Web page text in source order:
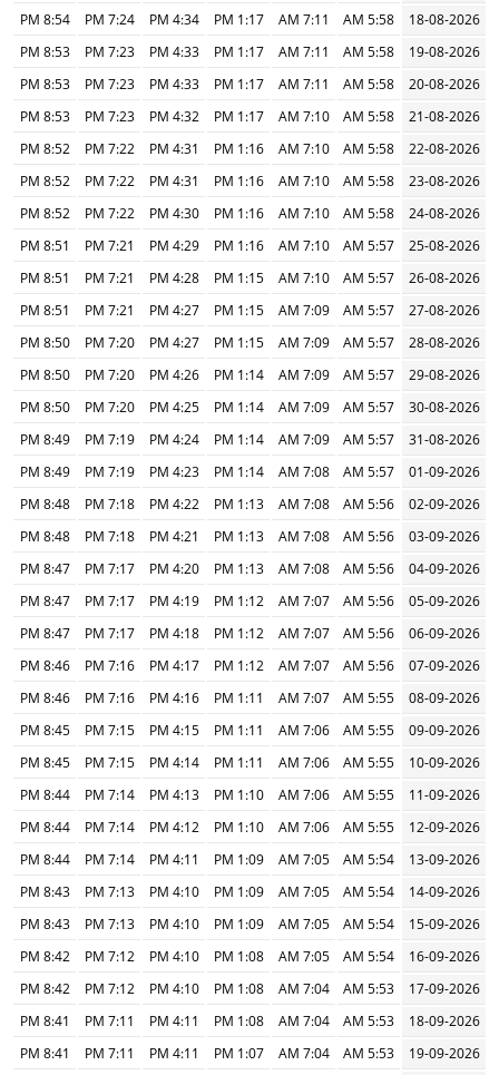
18-08-2026
5:58 AM
7:11 AM
1:17 PM
4:34 PM
7:24 PM
8:54 PM
19-08-2026
5:58 AM
7:11 AM
1:17 PM
4:33 PM
7:23 PM
8:53 PM
20-08-2026
5:58 AM
7:11 AM
1:17 PM
4:33 PM
7:23 PM
8:53 PM
21-08-2026
5:58 AM
7:10 AM
1:17 PM
4:32 PM
7:23 PM
8:53 PM
22-08-2026
5:58 AM
7:10 AM
1:16 PM
4:31 PM
7:22 PM
8:52 PM
23-08-2026
5:58 AM
7:10 AM
1:16 PM
4:31 PM
7:22 PM
8:52 PM
24-08-2026
5:58 AM
7:10 AM
1:16 PM
4:30 PM
7:22 PM
8:52 PM
25-08-2026
5:57 AM
7:10 AM
1:16 PM
4:29 PM
7:21 PM
8:51 PM
26-08-2026
5:57 AM
7:10 AM
1:15 PM
4:28 PM
7:21 PM
8:51 PM
27-08-2026
5:57 AM
7:09 AM
1:15 PM
4:27 PM
7:21 PM
8:51 PM
28-08-2026
5:57 AM
7:09 AM
1:15 PM
4:27 PM
7:20 PM
8:50 PM
29-08-2026
5:57 AM
7:09 AM
1:14 PM
4:26 PM
7:20 PM
8:50 PM
30-08-2026
5:57 AM
7:09 AM
1:14 PM
4:25 PM
7:20 PM
8:50 PM
31-08-2026
5:57 AM
7:09 AM
1:14 PM
4:24 PM
7:19 PM
8:49 PM
01-09-2026
5:57 AM
7:08 AM
1:14 PM
4:23 PM
7:19 PM
8:49 PM
02-09-2026
5:56 AM
7:08 AM
1:13 PM
4:22 PM
7:18 PM
8:48 PM
03-09-2026
5:56 AM
7:08 AM
1:13 PM
4:21 PM
7:18 PM
8:48 PM
04-09-2026
5:56 AM
7:08 AM
1:13 PM
4:20 PM
7:17 PM
8:47 PM
05-09-2026
5:56 AM
7:07 AM
1:12 PM
4:19 PM
7:17 PM
8:47 PM
06-09-2026
5:56 AM
7:07 AM
1:12 PM
4:18 PM
7:17 PM
8:47 PM
07-09-2026
5:56 AM
7:07 AM
1:12 PM
4:17 PM
7:16 PM
8:46 PM
08-09-2026
5:55 AM
7:07 AM
1:11 PM
4:16 PM
7:16 PM
8:46 PM
09-09-2026
5:55 AM
7:06 AM
1:11 PM
4:15 PM
7:15 PM
8:45 PM
10-09-2026
5:55 AM
7:06 AM
1:11 PM
4:14 PM
7:15 PM
8:45 PM
11-09-2026
5:55 AM
7:06 AM
1:10 PM
4:13 PM
7:14 PM
8:44 PM
12-09-2026
5:55 AM
7:06 AM
1:10 PM
4:12 PM
7:14 PM
8:44 PM
13-09-2026
5:54 AM
7:05 AM
1:09 PM
4:11 PM
7:14 PM
8:44 PM
14-09-2026
5:54 AM
7:05 AM
1:09 PM
4:10 PM
7:13 PM
8:43 PM
15-09-2026
5:54 AM
7:05 AM
1:09 PM
4:10 PM
7:13 PM
8:43 PM
16-09-2026
5:54 AM
7:05 AM
1:08 PM
4:10 PM
7:12 PM
8:42 PM
17-09-2026
5:53 AM
7:04 AM
1:08 PM
4:10 PM
7:12 PM
8:42 PM
18-09-2026
5:53 AM
7:04 AM
1:08 PM
4:11 PM
7:11 PM
8:41 PM
19-09-2026
5:53 AM
7:04 AM
1:07 PM
4:11 PM
7:11 PM
8:41 PM